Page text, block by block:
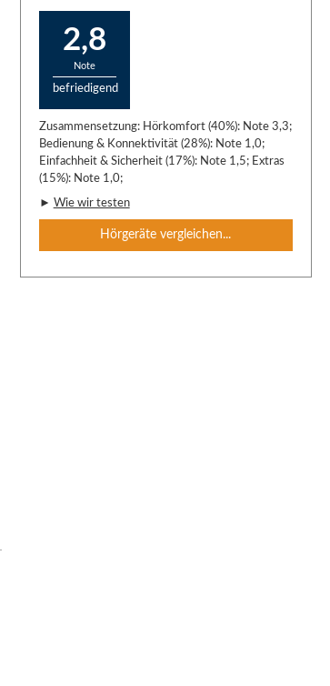
2,8
Note
befriedigend
Zusammensetzung: Hörkomfort (40%): Note 3,3;
Bedienung & Konnektivität (28%): Note 1,0;
Einfachheit & Sicherheit (17%): Note 1,5; Extras
(15%): Note 1,0;
► Wie wir testen
Hörgeräte vergleichen...